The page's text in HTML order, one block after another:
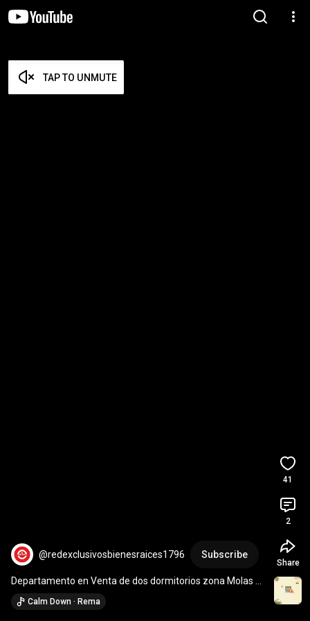
TAP TO UNMUTE
@redexclusivosbienesraices1796 Subscribe
Departamento en Venta de dos dormitorios zona Molas
Lopez, Asunción-  Paraguay
Calm Down · Rema
41
2
Share